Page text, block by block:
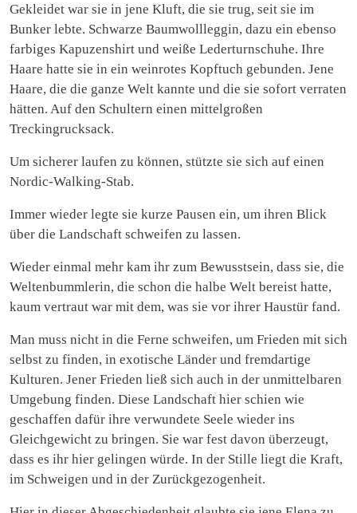
Gekleidet war sie in jene Kluft, die sie trug, seit sie im
Bunker lebte. Schwarze Baumwollleggin, dazu ein ebenso
farbiges Kapuzenshirt und weiße Lederturnschuhe. Ihre
Haare hatte sie in ein weinrotes Kopftuch gebunden. Jene
Haare, die die ganze Welt kannte und die sie sofort verraten
hätten. Auf den Schultern einen mittelgroßen
Treckingrucksack.
Um sicherer laufen zu können, stützte sie sich auf einen
Nordic-Walking-Stab.
Immer wieder legte sie kurze Pausen ein, um ihren Blick
über die Landschaft schweifen zu lassen.
Wieder einmal mehr kam ihr zum Bewusstsein, dass sie, die
Weltenbummlerin, die schon die halbe Welt bereist hatte,
kaum vertraut war mit dem, was sie vor ihrer Haustür fand.
Man muss nicht in die Ferne schweifen, um Frieden mit sich
selbst zu finden, in exotische Länder und fremdartige
Kulturen. Jener Frieden ließ sich auch in der unmittelbaren
Umgebung finden. Diese Landschaft hier schien wie
geschaffen dafür ihre verwundete Seele wieder ins
Gleichgewicht zu bringen. Sie war fest davon überzeugt,
dass es ihr hier gelingen würde. In der Stille liegt die Kraft,
im Schweigen und in der Zurückgezogenheit.